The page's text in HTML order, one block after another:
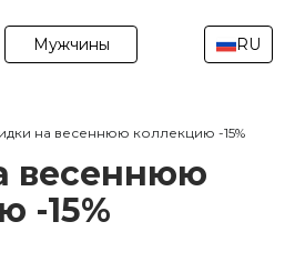
Мужчины RU
на весеннюю коллекцию -15%
весеннюю
-15%